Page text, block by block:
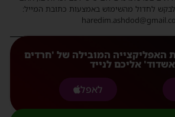
לחדול מהשימוש באמצעות כתובת המייל:
האפליקצייה המובילה של 'חרדים
אשדוד' אליכם לנייד
לאפל